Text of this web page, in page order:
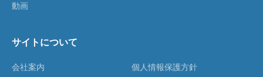
動画
サイトについて
会社案内
個人情報保護方針